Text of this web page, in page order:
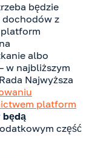
będzie
dochodów z
albo
w najbliższym
Najwyższa
platform
część